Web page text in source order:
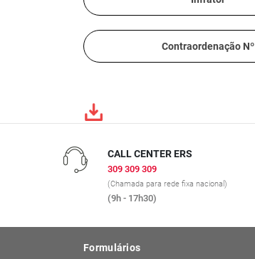
Contraordenação Nº
CALL CENTER ERS
309 309 309
(Chamada para rede fixa nacional)
(9h - 17h30)
Formulários